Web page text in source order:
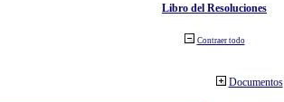
Libro del Resoluciones
Contraer todo
Documentos